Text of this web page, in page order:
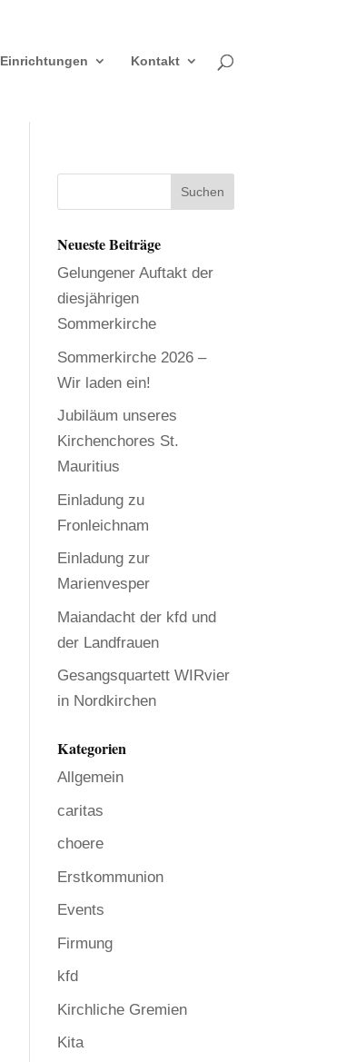
Einrichtungen Kontakt
Neueste Beiträge
Gelungener Auftakt der
diesjährigen
Sommerkirche
Sommerkirche 2026 –
Wir laden ein!
Jubiläum unseres
Kirchenchores St.
Mauritius
Einladung zu
Fronleichnam
Einladung zur
Marienvesper
Maiandacht der kfd und
der Landfrauen
Gesangsquartett WIRvier
in Nordkirchen
Kategorien
Allgemein
caritas
choere
Erstkommunion
Events
Firmung
kfd
Kirchliche Gremien
Kita